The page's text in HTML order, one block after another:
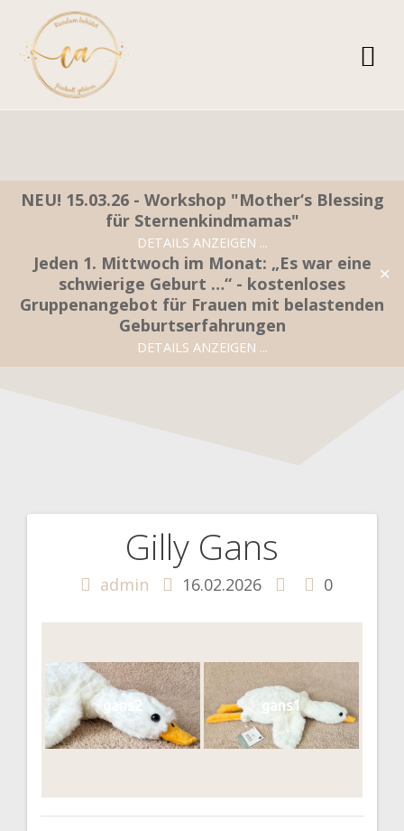
NEU! 15.03.26 - Workshop "Mother‘s Blessing
für Sternenkindmamas"
DETAILS ANZEIGEN ...
Jeden 1. Mittwoch im Monat: „Es war eine
schwierige Geburt …“ - kostenloses
Gruppenangebot für Frauen mit belastenden
Geburtserfahrungen
DETAILS ANZEIGEN ...
✕
Inhalt
springen
GILLY GANS
Gilly Gans
admin 16.02.2026 0
gans2 gans1
Beitragsnavigation